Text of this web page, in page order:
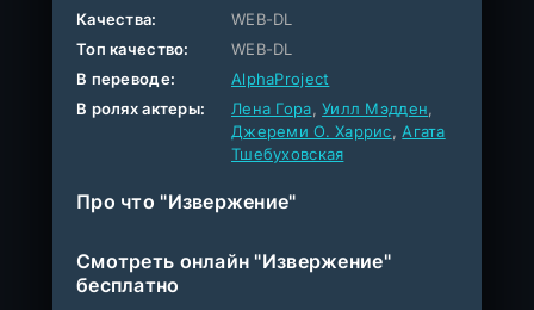
Качества:
WEB-DL
Топ качество:
WEB-DL
В переводе:
AlphaProject
В ролях актеры:
Лена Гора,Уилл Мэдден,
Джереми О. Харрис, Агата
Тшебуховская
Про что "Извержение"
Смотреть онлайн "Извержение"
бесплатно